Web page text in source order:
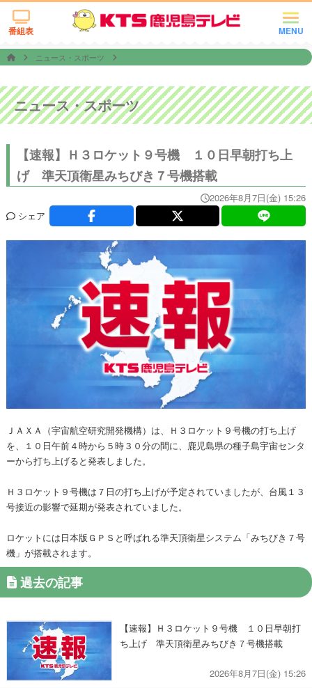
MENU
番組表
ニュース・スポーツ
ニュース・スポーツ
【速報】Ｈ３ロケット９号機 １０日早朝打ち上
げ 準天頂衛星みちびき７号機搭載
2026年8月7日(金) 15:26
シェア
ＪＡＸＡ（宇宙航空研究開発機構）は、Ｈ３ロケット９号機の打ち上げ
を、１０日午前４時から５時３０分の間に、鹿児島県の種子島宇宙センタ
ーから打ち上げると発表しました。
Ｈ３ロケット９号機は７日の打ち上げが予定されていましたが、台風１３
号接近の影響で延期が発表されていました。
ロケットには日本版ＧＰＳと呼ばれる準天頂衛星システム「みちびき７号
機」が搭載されます。
過去の記事
【速報】Ｈ３ロケット９号機 １０日早朝打
ち上げ 準天頂衛星みちびき７号機搭載
2026年8月7日(金) 15:26